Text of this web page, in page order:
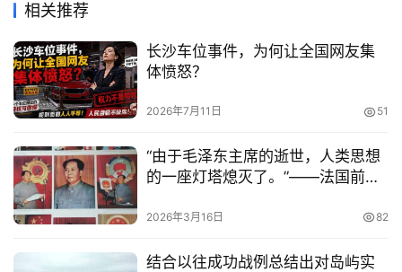
相关推荐
长沙车位事件，为何让全国网友集
体愤怒？
2026年7月11日 51
“由于毛泽东主席的逝世，人类思想
的一座灯塔熄灭了。”——法国前总
2026年3月16日 82
结合以往成功战例总结出对岛屿实